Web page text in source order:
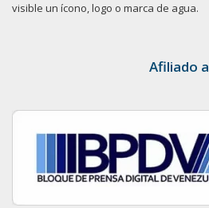
visible un ícono, logo o marca de agua.
Afiliado a